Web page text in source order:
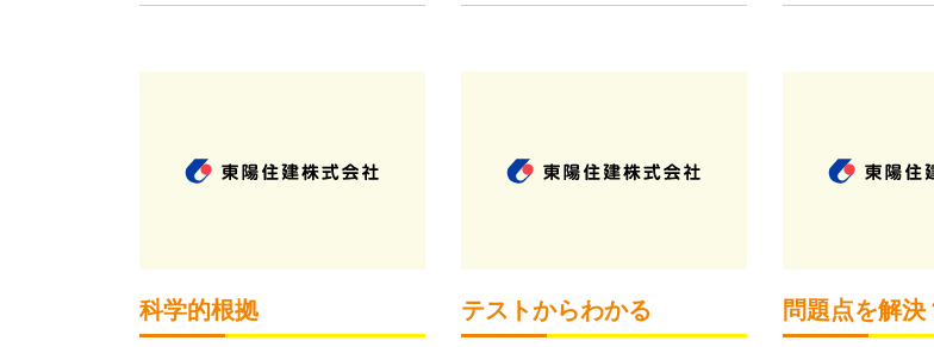
科学的根拠 テストからわかる 問題点を解決